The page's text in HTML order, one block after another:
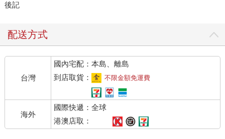
後記
配送方式
台灣
國內宅配：本島、離島
到店取貨：
不限金額免運費
海外
國際快遞：全球
港澳店取：